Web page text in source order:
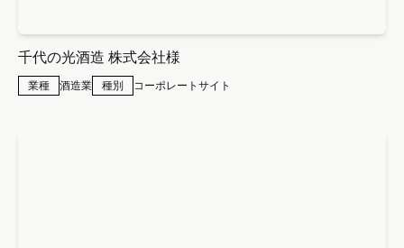
千代の光酒造 株式会社様
業種 酒造業 種別 コーポレートサイト